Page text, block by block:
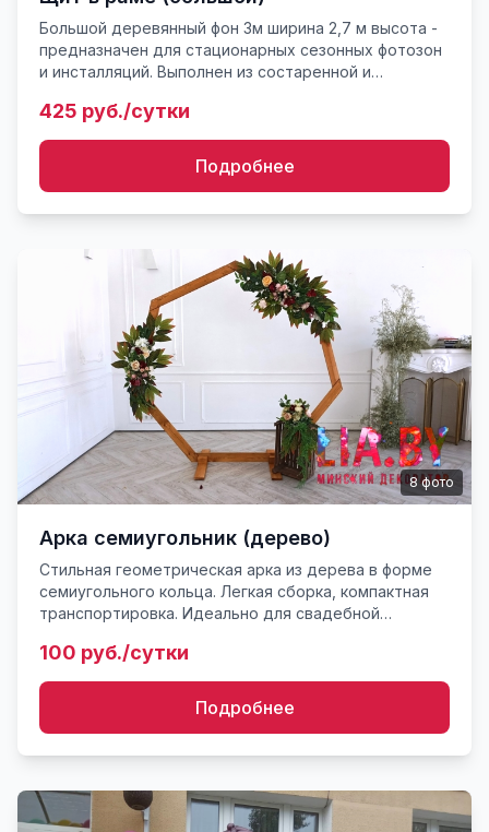
Большой деревянный фон 3м ширина 2,7 м высота -
предназначен для стационарных сезонных фотозон
и инсталляций. Выполнен из состаренной и
пола. Массив Ра...
425 руб./сутки
Подробнее
8фото
Арка семиугольник (дерево)
Стильная геометрическая арка из дерева в форме
семиугольного кольца. Легкая сборка, компактная
транспортировка. Идеально для свадебной
100 руб./сутки
Подробнее